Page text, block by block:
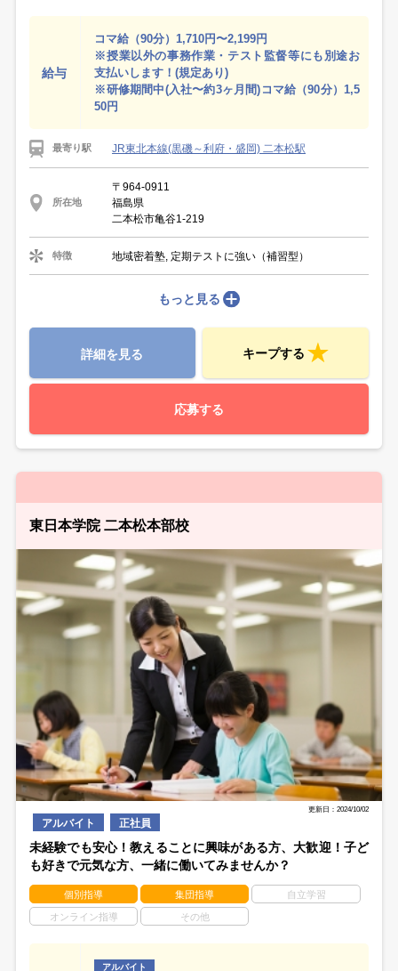
給与
コマ給（90分）1,710円〜2,199円
※授業以外の事務作業・テスト監督等にも別途お
支払いします！(規定あり)
※研修期間中(入社〜約3ヶ月間)コマ給（90分）1,5
50円
最寄り駅 JR東北本線(黒磯～利府・盛岡) 二本松駅
所在地
〒964-0911
福島県
二本松市亀谷1-219
特徴 地域密着塾, 定期テストに強い（補習型）
もっと見る
詳細を見る キープする
応募する
東日本学院 二本松本部校
更新日：2024/10/02
アルバイト 正社員
未経験でも安心！教えることに興味がある方、大歓迎！子ど
も好きで元気な方、一緒に働いてみませんか？
個別指導 集団指導 自立学習
オンライン指導 その他
アルバイト